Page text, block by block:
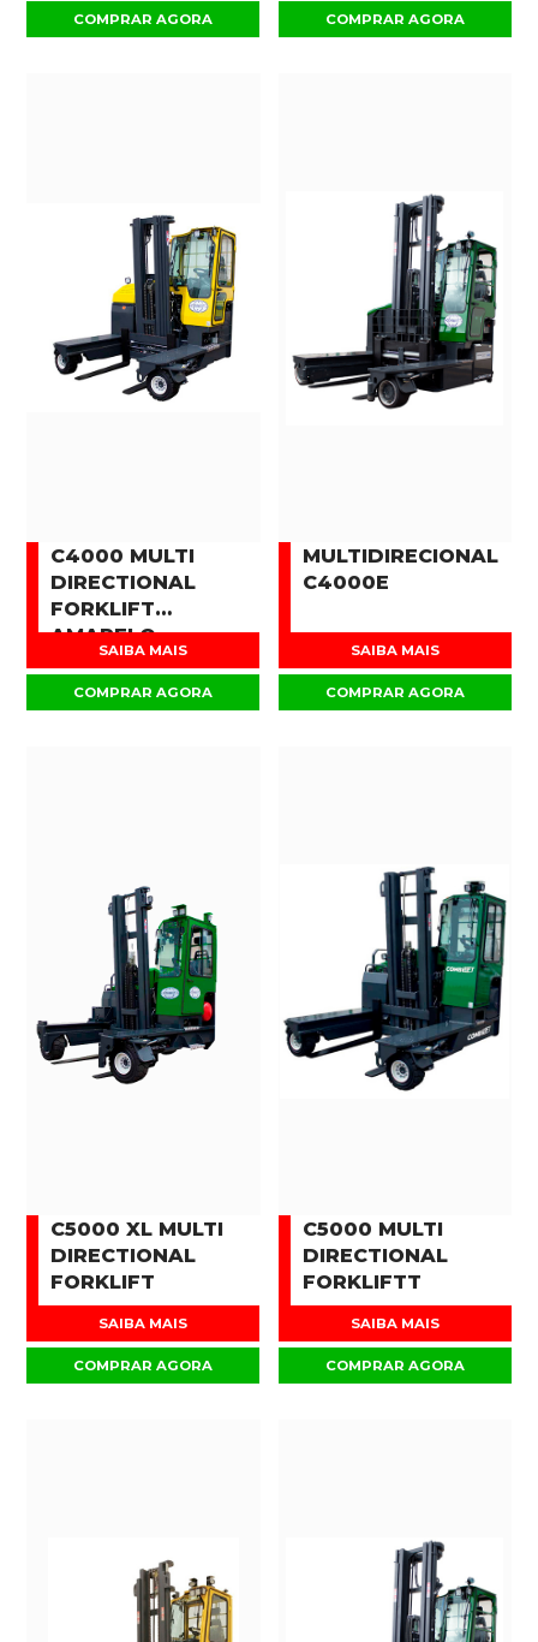
COMPRAR AGORA COMPRAR AGORA
C4000 MULTI
DIRECTIONAL
FORKLIFT
AMARELO
SAIBA MAIS
COMPRAR AGORA
MULTIDIRECIONAL
C4000E
SAIBA MAIS
COMPRAR AGORA
C5000 XL MULTI
DIRECTIONAL
FORKLIFT
SAIBA MAIS
COMPRAR AGORA
C5000 MULTI
DIRECTIONAL
FORKLIFTT
SAIBA MAIS
COMPRAR AGORA